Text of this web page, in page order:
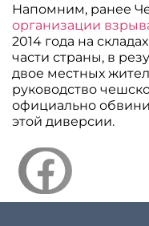
Напомним, ранее
организации
2014 года на
части страны, в
двое местных
руководство
официально
этой диверсии.